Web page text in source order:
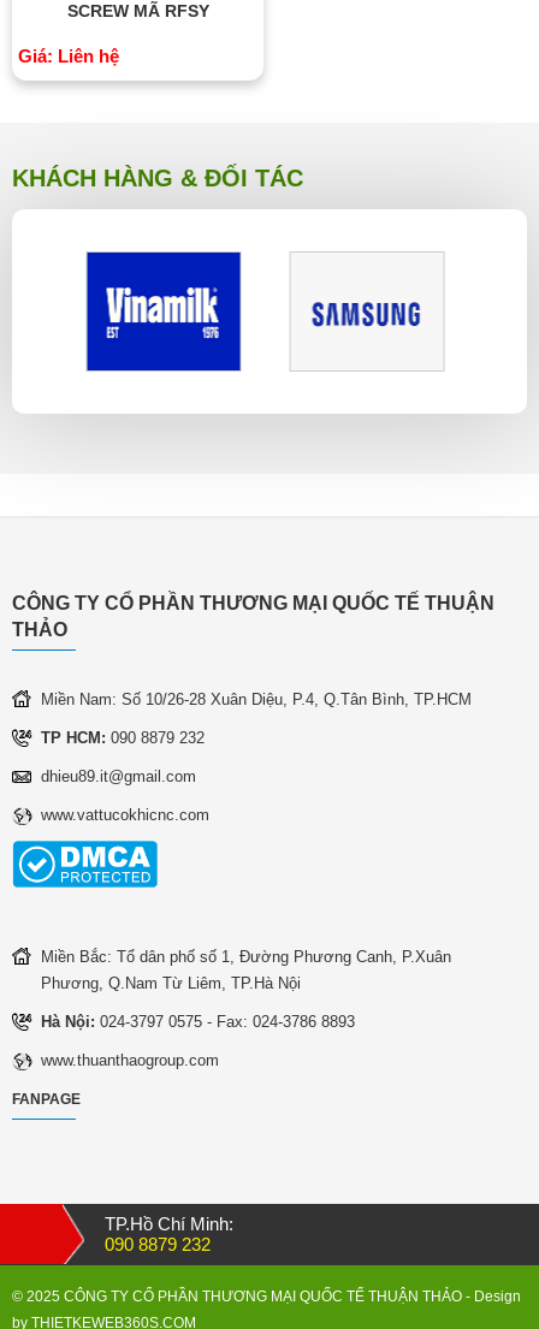
SCREW MÃ RFSY
Giá: Liên hệ
KHÁCH HÀNG & ĐỐI TÁC
CÔNG TY CỔ PHẦN THƯƠNG MẠI QUỐC TẾ THUẬN
THẢO
Miền Nam: Số 10/26-28 Xuân Diệu, P.4, Q.Tân Bình, TP.HCM
TP HCM: 090 8879 232
dhieu89.it@gmail.com
www.vattucokhicnc.com
Miền Bắc: Tổ dân phố số 1, Đường Phương Canh, P.Xuân
Phương, Q.Nam Từ Liêm, TP.Hà Nội
Hà Nội: 024-3797 0575 - Fax: 024-3786 8893
www.thuanthaogroup.com
FANPAGE
TP.Hồ Chí Minh:
090 8879 232
© 2025 CÔNG TY CỔ PHẦN THƯƠNG MẠI QUỐC TẾ THUẬN THẢO - Design
by THIETKEWEB360S.COM